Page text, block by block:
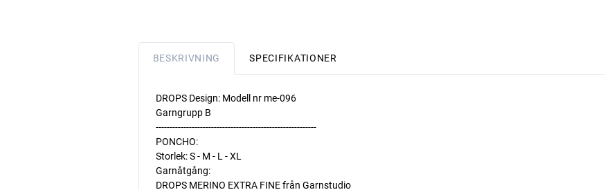
BESKRIVNING SPECIFIKATIONER
DROPS Design: Modell nr me-096
Garngrupp B
----------------------------------------------------------
PONCHO:
Storlek: S - M - L - XL
Garnåtgång:
DROPS MERINO EXTRA FINE från Garnstudio